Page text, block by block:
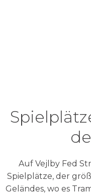
Auf Vejlby Fed
Spielplätze, der
Geländes, wo es